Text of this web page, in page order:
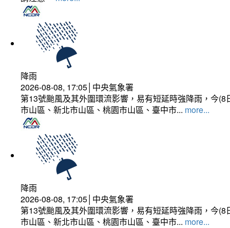
降雨
2026-08-08, 17:05│中央氣象署
第13號颱風及其外圍環流影響，易有短延時強降雨，今
市山區、新北市山區、桃園市山區、臺中市... more...
降雨
2026-08-08, 17:05│中央氣象署
第13號颱風及其外圍環流影響，易有短延時強降雨，今
市山區、新北市山區、桃園市山區、臺中市... more...